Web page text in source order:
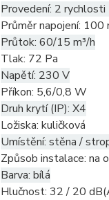
Provedení: 2
Průměr napojení: 100
Průtok: 60/15 m³/h
Tlak: 72 Pa
Napětí: 230 V
Příkon: 5,6/0,8 W
Druh krytí (IP): X4
Ložiska: kuličková
Umístění: stěna /
Způsob instalace: na
Barva: bílá
Hlučnost: 32 / 20